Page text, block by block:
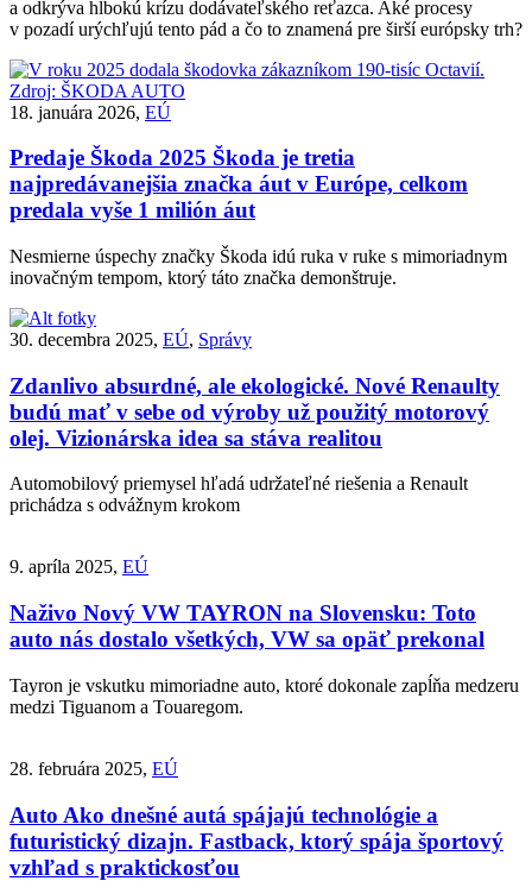
a odkrýva hlbokú krízu dodávateľského reťazca. Aké procesy
v pozadí urýchľujú tento pád a čo to znamená pre širší európsky trh?
18. januára 2026, EÚ
Predaje Škoda 2025 Škoda je tretia
najpredávanejšia značka áut v Európe, celkom
predala vyše 1 milión áut
Nesmierne úspechy značky Škoda idú ruka v ruke s mimoriadnym
inovačným tempom, ktorý táto značka demonštruje.
30. decembra 2025, EÚ, Správy
Zdanlivo absurdné, ale ekologické. Nové Renaulty
budú mať v sebe od výroby už použitý motorový
olej. Vizionárska idea sa stáva realitou
Automobilový priemysel hľadá udržateľné riešenia a Renault
prichádza s odvážnym krokom
9. apríla 2025, EÚ
Naživo Nový VW TAYRON na Slovensku: Toto
auto nás dostalo všetkých, VW sa opäť prekonal
Tayron je vskutku mimoriadne auto, ktoré dokonale zapĺňa medzeru
medzi Tiguanom a Touaregom.
28. februára 2025, EÚ
Auto Ako dnešné autá spájajú technológie a
futuristický dizajn. Fastback, ktorý spája športový
vzhľad s praktickosťou